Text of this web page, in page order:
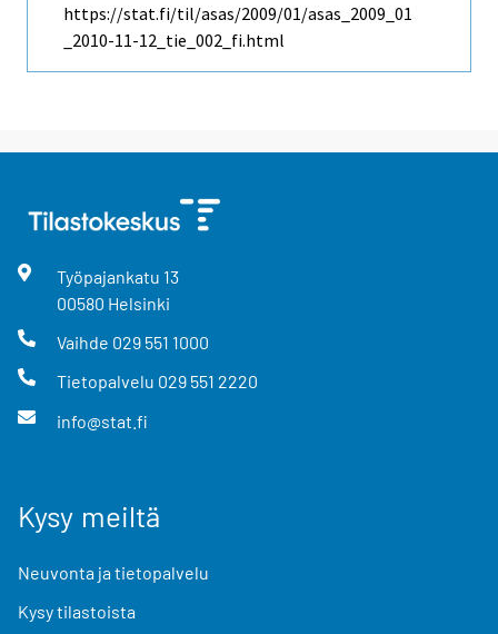
https://stat.fi/til/asas/2009/01/asas_2009_01
_2010-11-12_tie_002_fi.html
Työpajankatu 13
00580 Helsinki
Vaihde 029 551 1000
Tietopalvelu 029 551 2220
info@stat.fi
Kysy meiltä
Neuvonta ja tietopalvelu
Kysy tilastoista